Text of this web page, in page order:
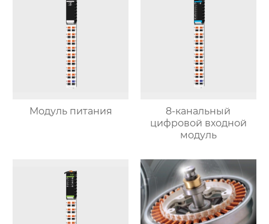
Модуль питания
8-канальный
цифровой входной
модуль